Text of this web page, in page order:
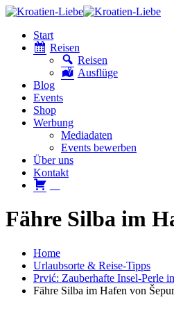
Start
Reisen
Reisen
Ausflüge
Blog
Events
Shop
Werbung
Mediadaten
Events bewerben
Über uns
Kontakt
Fähre Silba im
Home
Urlaubsorte & Reise-Tipps
Prvić: Zauberhafte Insel-Perle
Fähre Silba im Hafen von